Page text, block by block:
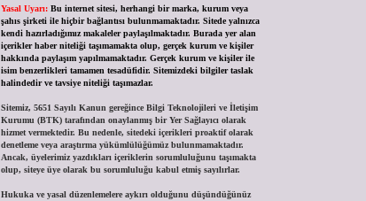
Yasal Uyarı: Bu internet sitesi, herhangi bir marka, kurum veya
şahıs şirketi ile hiçbir bağlantısı bulunmamaktadır. Sitede yalnızca
kendi hazırladığımız makaleler paylaşılmaktadır. Burada yer alan
içerikler haber niteliği taşımamakta olup, gerçek kurum ve kişiler
hakkında paylaşım yapılmamaktadır. Gerçek kurum ve kişiler ile
isim benzerlikleri tamamen tesadüfidir. Sitemizdeki bilgiler taslak
halindedir ve tavsiye niteliği taşımazlar.
Sitemiz, 5651 Sayılı Kanun gereğince Bilgi Teknolojileri ve İletişim
Kurumu (BTK) tarafından onaylanmış bir Yer Sağlayıcı olarak
hizmet vermektedir. Bu nedenle, sitedeki içerikleri proaktif olarak
denetleme veya araştırma yükümlülüğümüz bulunmamaktadır.
Ancak, üyelerimiz yazdıkları içeriklerin sorumluluğunu taşımakta
olup, siteye üye olarak bu sorumluluğu kabul etmiş sayılırlar.
Hukuka ve yasal düzenlemelere aykırı olduğunu düşündüğünüz